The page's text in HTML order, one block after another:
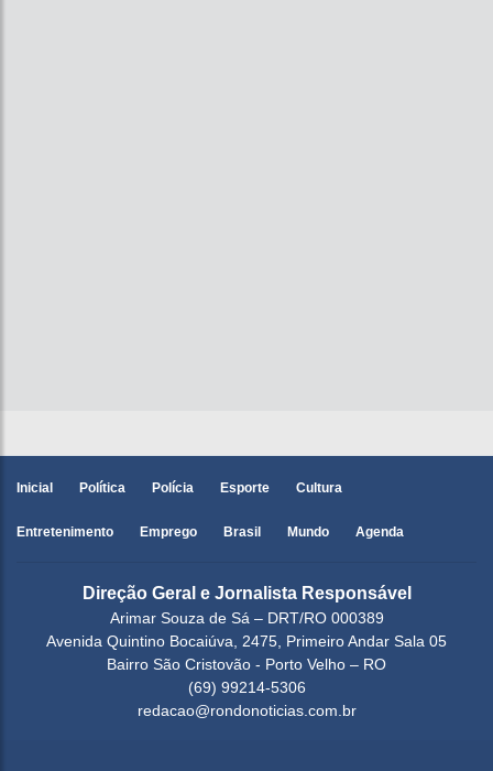
Inicial Política Polícia Esporte Cultura
Entretenimento Emprego Brasil Mundo Agenda
Direção Geral e Jornalista Responsável
Arimar Souza de Sá – DRT/RO 000389
Avenida Quintino Bocaiúva, 2475, Primeiro Andar Sala 05
Bairro São Cristovão - Porto Velho – RO
(69) 99214-5306
redacao@rondonoticias.com.br